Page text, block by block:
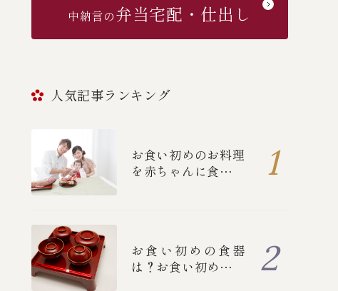
中納言の弁当宅配・仕出し
人気記事ランキング
お食い初めのお料理
を赤ちゃんに食べさ
お食い初めの食器
は？お食い初めの流